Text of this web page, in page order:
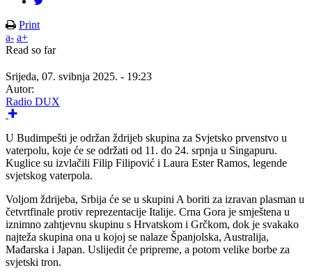
Print
a- a+
Read so far
Srijeda, 07. svibnja 2025. - 19:23
Autor:
Radio DUX
U Budimpešti je održan ždrijeb skupina za Svjetsko prvenstvo u
vaterpolu, koje će se održati od 11. do 24. srpnja u Singapuru.
Kuglice su izvlačili Filip Filipović i Laura Ester Ramos, legende
svjetskog vaterpola.
Voljom ždrijeba, Srbija će se u skupini A boriti za izravan plasman u
četvrtfinale protiv reprezentacije Italije. Crna Gora je smještena u
iznimno zahtjevnu skupinu s Hrvatskom i Grčkom, dok je svakako
najteža skupina ona u kojoj se nalaze Španjolska, Australija,
Mađarska i Japan. Uslijedit će pripreme, a potom velike borbe za
svjetski tron.